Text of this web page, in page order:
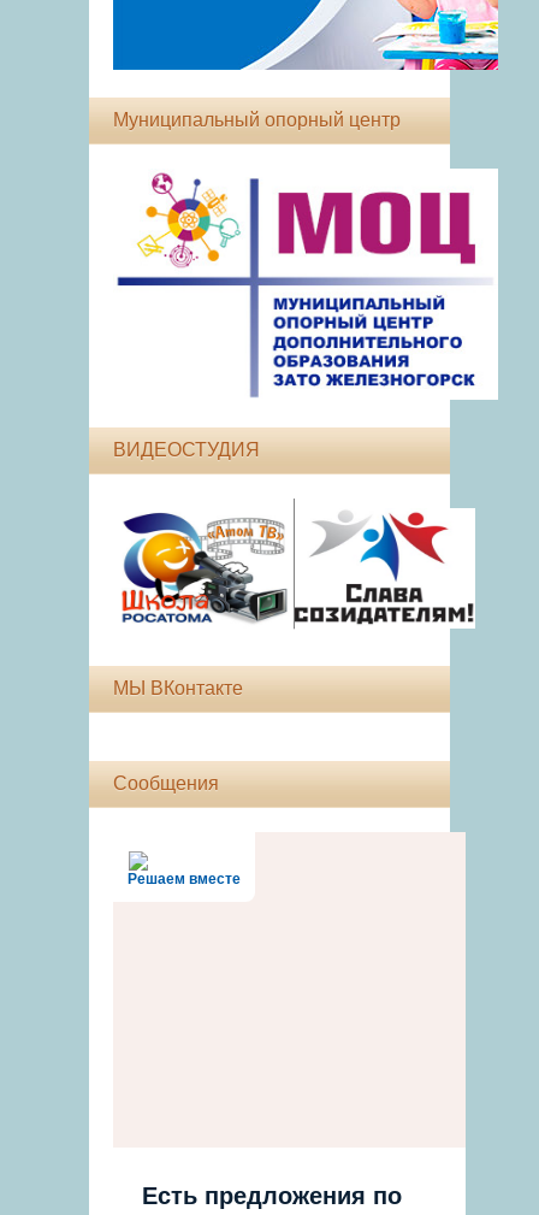
Муниципальный опорный центр
ВИДЕОСТУДИЯ
МЫ ВКонтакте
Сообщения
Решаем вместе
Есть предложения по